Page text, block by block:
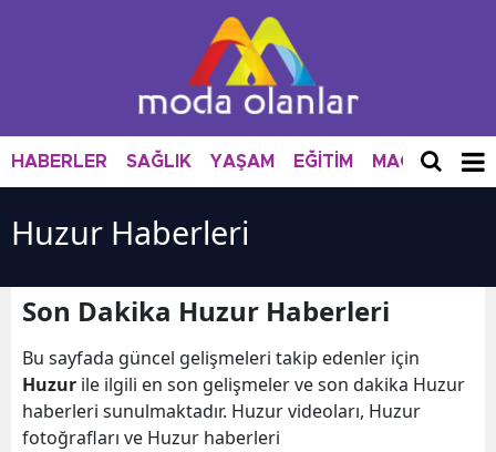
HABERLER SAĞLIK YAŞAM EĞİTİM MAGAZİN
Huzur Haberleri
Son Dakika Huzur Haberleri
Bu sayfada güncel gelişmeleri takip edenler için
Huzur ile ilgili en son gelişmeler ve son dakika Huzur
haberleri sunulmaktadır. Huzur videoları, Huzur
fotoğrafları ve Huzur haberleri